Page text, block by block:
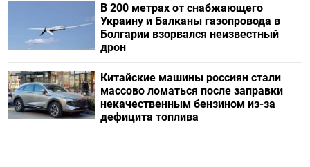
В 200 метрах от снабжающего
Украину и Балканы газопровода в
Болгарии взорвался неизвестный
дрон
Китайские машины россиян стали
массово ломаться после заправки
некачественным бензином из-за
дефицита топлива